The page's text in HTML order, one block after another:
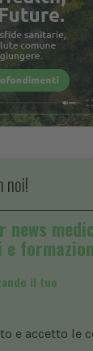
noi!
il tuo
e accetto le